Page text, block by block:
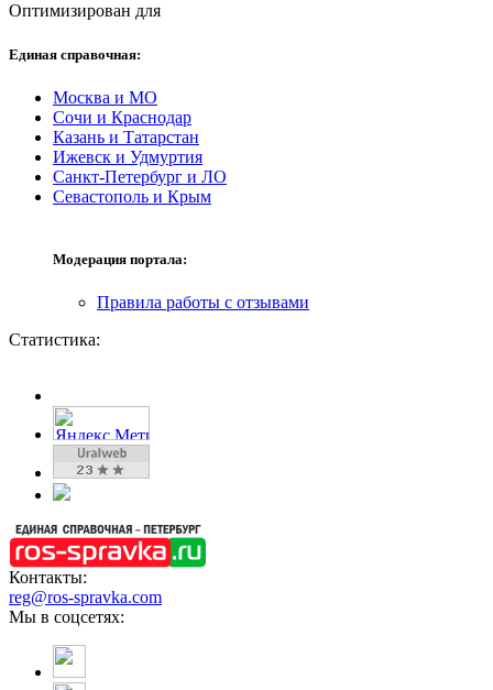
Оптимизирован для
Единая справочная:
Москва и МО
Сочи и Краснодар
Казань и Татарстан
Ижевск и Удмуртия
Санкт-Петербург и ЛО
Севастополь и Крым
Модерация портала:
Правила работы с отзывами
Статистика:
Контакты:
reg@ros-spravka.com
Мы в соцсетях: